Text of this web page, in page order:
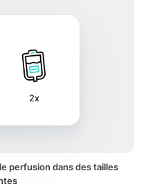
2x
perfusion dans des tailles